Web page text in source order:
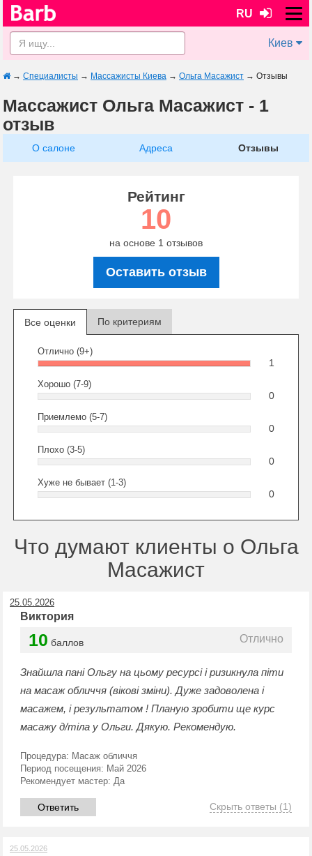
RU
Киев
→ Специалисты → Массажисты Киева → Ольга Масажист → Отзывы
Массажист Ольга Масажист - 1
отзыв
О салоне Адреса Отзывы
Рейтинг
10
на основе 1 отзывов
Оставить отзыв
Все оценки По критериям
Отлично (9+)
1
Хорошо (7-9)
0
Приемлемо (5-7)
0
Плохо (3-5)
0
Хуже не бывает (1-3)
0
Что думают клиенты о Ольга
Масажист
25.05.2026
Виктория
10 баллов Отлично
Знайшла пані Ольгу на цьому ресурсі і ризикнула піти
на масаж обличчя (вікові зміни). Дуже задоволена і
масажем, і результатом ! Планую зробити ще курс
масажу д/тіла у Ольги. Дякую. Рекомендую.
Процедура: Масаж обличчя
Период посещения: Май 2026
Рекомендует мастер: Да
Ответить Скрыть ответы (1)
25.05.2026